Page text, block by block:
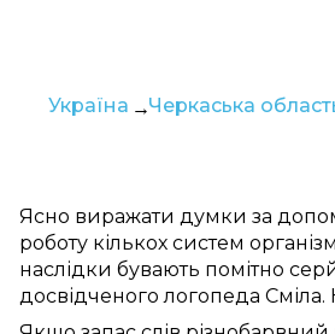
Україна Черкаська
Ясно виражати думки за
роботу кількох систем
наслідки бувають помітно
досвідченого логопеда Сміла.